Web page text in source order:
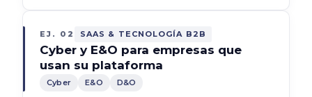
EJ. 02 SAAS & TECNOLOGÍA B2B
Cyber y E&O para empresas que
usan su plataforma
Cyber E&O D&O